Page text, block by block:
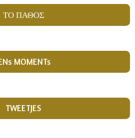
ΤΟ ΠΑΘΟΣ
MOMENTs
TWEETJES